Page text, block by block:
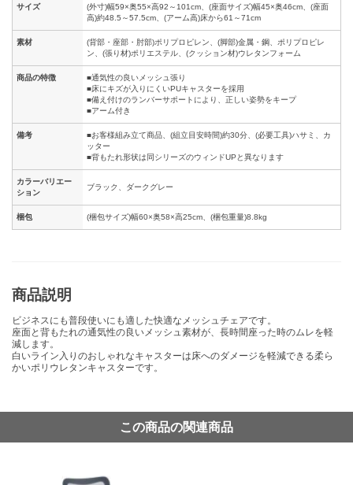
サイズ
(外寸)幅59×奥55×高92～101cm、(座面サイズ)幅45×奥46cm、(座面
高)約48.5～57.5cm、(アーム高)床から61～71cm
素材
(背部・座部・肘部)ポリプロピレン、(脚部)金属・鋼、ポリプロピレ
ン、(張り材)ポリエステル、(クッション材)ウレタンフォーム
商品の特徴
■通気性の良いメッシュ張り
■床にキズが入りにくいPUキャスターを採用
■備え付けのランバーサポートにより、正しい姿勢をキープ
■アーム付き
備考
■お客様組み立て商品、(組立目安時間)約30分、(必要工具)ハサミ、カ
ッター
■背もたれ形状は同シリーズのウィンドUPと異なります
カラーバリエー
ション
ブラック、ダークグレー
梱包 (梱包サイズ)幅60×奥58×高25cm、(梱包重量)8.8kg
商品説明
ビジネスにも普段使いにも適した快適なメッシュチェアです。
座面と背もたれの通気性の良いメッシュ素材が、長時間座った時のムレを軽
減します。
白いライン入りのおしゃれなキャスターは床へのダメージを軽減できる柔ら
かいポリウレタンキャスターです。
この商品の関連商品